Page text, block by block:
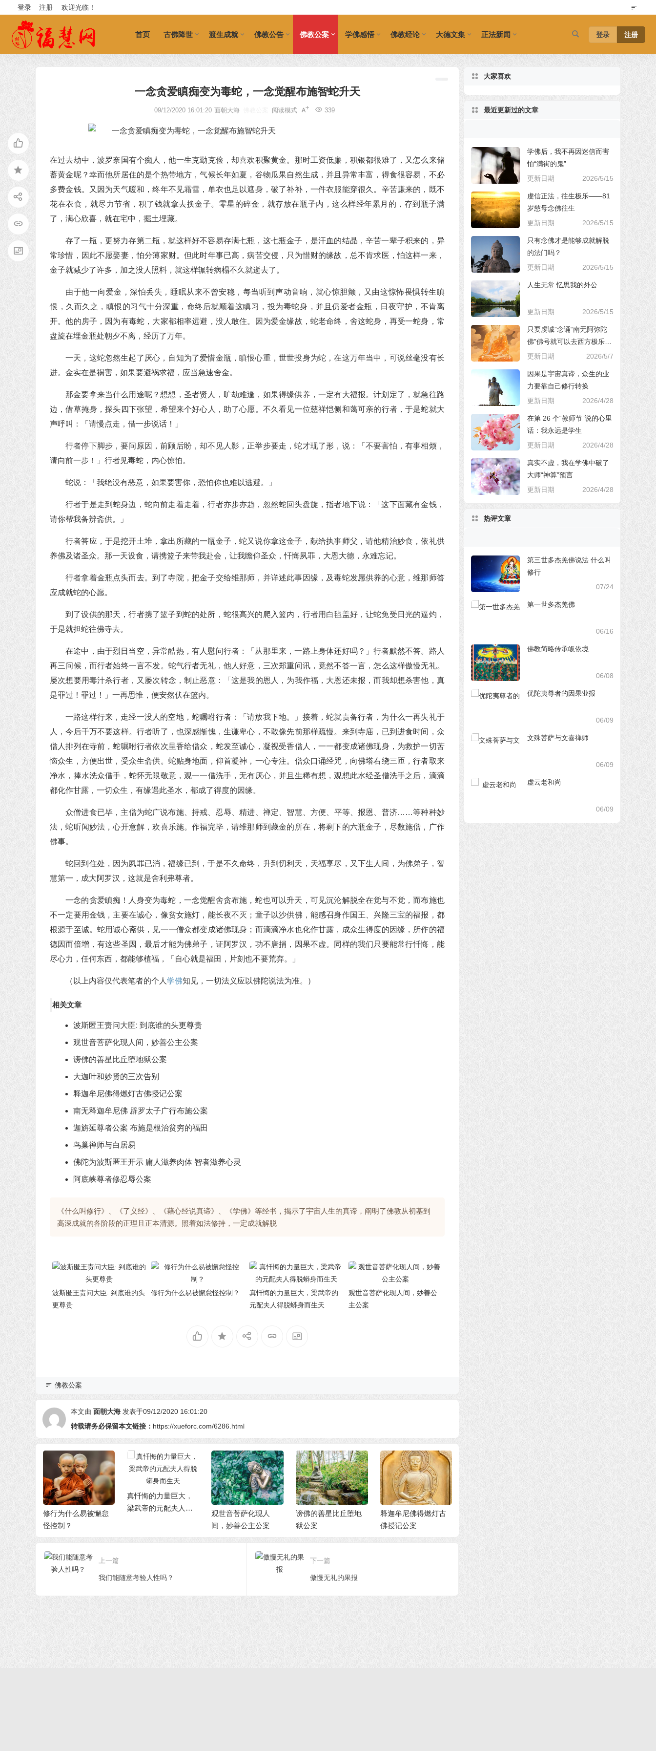
欢迎光临！
登录 注册
首页 古佛降世 渡生成就 佛教公告 佛教公案 学佛感悟 佛教经论 大德文集 正法新闻 登录 注册
一念贪爱瞋痴变为毒蛇，一念觉醒布施智蛇升天
09/12/2020 16:01:20 面朝大海 339
阅读模式
在过去劫中，波罗奈国有个痴人，他一生克勤克俭，却喜欢积聚黄金。那时工资低廉，积银都很难了，又怎么来储
蓄黄金呢？幸而他所居住的是个热带地方，气候长年如夏，谷物瓜果自然生成，并且异常丰富，得食很容易，不必
多费金钱。又因为天气暖和，终年不见霜雪，单衣也足以遮身，破了补补，一件衣服能穿很久。辛苦赚来的，既不
花在衣食，就尽力节省，积了钱就拿去换金子。零星的碎金，就存放在瓶子内，这么样经年累月的，存到瓶子满
了，满心欣喜，就在宅中，掘土埋藏。
存了一瓶，更努力存第二瓶，就这样好不容易存满七瓶，这七瓶金子，是汗血的结晶，辛苦一辈子积来的，异
常珍惜，因此不愿娶妻，怕分薄家财。但此时年事已高，病苦交侵，只为惜财的缘故，总不肯求医，怕这样一来，
金子就减少了许多，加之没人照料，就这样辗转病榻不久就逝去了。
由于他一向爱金，深怕丢失，睡眠从来不曾安稳，每当听到声动音响，就心惊胆颤，又由这惊怖畏惧转生瞋
恨，久而久之，瞋恨的习气十分深重，命终后就顺着这瞋习，投为毒蛇身，并且仍爱者金瓶，日夜守护，不肯离
开。他的房子，因为有毒蛇，大家都相率远避，没人敢住。因为爱金缘故，蛇老命终，舍这蛇身，再受一蛇身，常
盘旋在埋金瓶处朝夕不离，经历了万年。
一天，这蛇忽然生起了厌心，自知为了爱惜金瓶，瞋恨心重，世世投身为蛇，在这万年当中，可说丝毫没有长
进。金实在是祸害，如果要避祸求福，应当急速舍金。
那金要拿来当什么用途呢？想想，圣者贤人，旷劫难逢，如果得缘供养，一定有大福报。计划定了，就急往路
边，借草掩身，探头四下张望，希望来个好心人，助了心愿。不久看见一位慈祥恺侧和蔼可亲的行者，于是蛇就大
声呼叫：「请慢点走，借一步说话！」
行者停下脚步，要问原因，前顾后盼，却不见人影，正举步要走，蛇才现了形，说：「不要害怕，有事相烦，
请向前一步！」行者见毒蛇，内心惊怕。
蛇说：「我绝没有恶意，如果要害你，恐怕你也难以逃避。」
行者于是走到蛇身边，蛇向前走着走着，行者亦步亦趋，忽然蛇回头盘旋，指者地下说：「这下面藏有金钱，
请你帮我备辨斋供。」
行者答应，于是挖开土堆，拿出所藏的一瓶金子，蛇又说你拿这金子，献给执事师父，请他精治妙食，依礼供
养佛及诸圣众。那一天设食，请携篮子来带我赴会，让我瞻仰圣众，忏悔夙罪，大恩大德，永难忘记。
行者拿着金瓶点头而去。到了寺院，把金子交给维那师，并详述此事因缘，及毒蛇发愿供养的心意，维那师答
应成就蛇的心愿。
到了设供的那天，行者携了篮子到蛇的处所，蛇很高兴的爬入篮内，行者用白毡盖好，让蛇免受日光的逼灼，
于是就担蛇往佛寺去。
在途中，由于烈日当空，异常酷热，有人慰问行者：「从那里来，一路上身体还好吗？」行者默然不答。路人
再三问候，而行者始终一言不发。蛇气行者无礼，他人好意，三次郑重问讯，竟然不答一言，怎么这样傲慢无礼。
屡次想要用毒汁杀行者，又屡次转念，制止恶意：「这是我的恩人，为我作福，大恩还未报，而我却想杀害他，真
是罪过！罪过！」一再思惟，便安然伏在篮内。
一路这样行来，走经一没人的空地，蛇嘱咐行者：「请放我下地。」接着，蛇就责备行者，为什么一再失礼于
人，今后千万不要这样。行者听了，也深感惭愧，生谦卑心，不敢像先前那样疏慢。来到寺庙，已到进食时间，众
僧人排列在寺前，蛇嘱咐行者依次呈香给僧众，蛇发至诚心，凝视受香僧人，一一都变成诸佛现身，为救护一切苦
恼众生，方便出世，受众生斋供。蛇贴身地面，仰首凝神，一心专注。僧众口诵经咒，向佛塔右绕三匝，行者取来
净水，捧水洗众僧手，蛇怀无限敬意，观一一僧洗手，无有厌心，并且生稀有想，观想此水经圣僧洗手之后，滴滴
都化作甘露，一切众生，有缘遇此圣水，都成了得度的因缘。
众僧进食已毕，主僧为蛇广说布施、持戒、忍辱、精进、禅定、智慧、方便、平等、报恩、普济……等种种妙
法，蛇听闻妙法，心开意解，欢喜乐施。作福完毕，请维那师到藏金的所在，将剩下的六瓶金子，尽数施僧，广作
佛事。
蛇回到住处，因为夙罪已消，福缘已到，于是不久命终，升到忉利天，天福享尽，又下生人间，为佛弟子，智
慧第一，成大阿罗汉，这就是舍利弗尊者。
一念的贪爱瞋痴！人身变为毒蛇，一念觉醒舍贪布施，蛇也可以升天，可见沉沦解脱全在觉与不觉，而布施也
不一定要用金钱，主要在诚心，像贫女施灯，能长夜不灭；童子以沙供佛，能感召身作国王、兴隆三宝的福报，都
根源于至诚。蛇用诚心斋供，见一一僧众都变成诸佛现身；而滴滴净水也化作甘露，成众生得度的因缘，所作的福
德因而倍增，有这些圣因，最后才能为佛弟子，证阿罗汉，功不唐捐，因果不虚。同样的我们只要能常行忏悔，能
尽心力，任何东西，都能够植福，「自心就是福田，片刻也不要荒弃。」
（以上内容仅代表笔者的个人 学佛知见，一切法义应以佛陀说法为准。）
相关文章
波斯匿王责问大臣: 到底谁的头更尊贵
观世音菩萨化现人间，妙善公主公案
谤佛的善星比丘堕地狱公案
大迦叶和妙贤的三次告别
释迦牟尼佛得燃灯古佛授记公案
南无释迦牟尼佛 辟罗太子广行布施公案
迦旃延尊者公案 布施是根治贫穷的福田
鸟巢禅师与白居易
佛陀为波斯匿王开示 庸人滋养肉体 智者滋养心灵
阿底峡尊者修忍辱公案
《什么叫修行》、《了义经》、《藉心经说真谛》、《学佛》等经书，揭示了宇宙人生的真谛，阐明了佛教从初基到
高深成就的各阶段的正理且正本清源。照着如法修持，一定成就解脱
波斯匿王责问大臣: 到底谁的头
更尊贵
修行为什么易被懈怠怪控制？
真忏悔的力量巨大，梁武帝的
元配夫人得脱蟒身而生天
观世音菩萨化现人间，妙善公
主公案
佛教公案
本文由 面朝大海 发表于09/12/2020 16:01:20
转载请务必保留本文链接： https://xueforc.com/6286.html
修行为什么易被懈怠
怪控制？
真忏悔的力量巨大，
梁武帝的元配夫人得
观世音菩萨化现人
间，妙善公主公案
谤佛的善星比丘堕地
狱公案
释迦牟尼佛得燃灯古
佛授记公案
上一篇
我们能随意考验人性吗？
下一篇
傲慢无礼的果报
大家喜欢
最近更新过的文章
学佛后，我不再因迷信而害
怕“满街的鬼”
更新日期
2026/5/15
虔信正法，往生极乐——81
岁慈母念佛往生
更新日期
2026/5/15
只有念佛才是能够成就解脱
的法门吗？
更新日期
2026/5/15
人生无常 忆思我的外公
更新日期 2026/5/15
只要虔诚”念诵“南无阿弥陀
佛”佛号就可以去西方极乐世
界，对吗？
更新日期 2026/5/7
因果是宇宙真谛，众生的业
力要靠自己修行转换
更新日期
2026/4/28
在第 26 个“教师节”说的心里
话：我永远是学生
更新日期
2026/4/28
真实不虚，我在学佛中破了
大师“神算”预言
更新日期
2026/4/28
热评文章
第三世多杰羌佛说法 什么叫
修行
07/24
第一世多杰羌佛
06/16
佛教简略传承皈依境
06/08
优陀夷尊者的因果业报
06/09
文殊菩萨与文喜禅师
06/09
虚云老和尚
06/09